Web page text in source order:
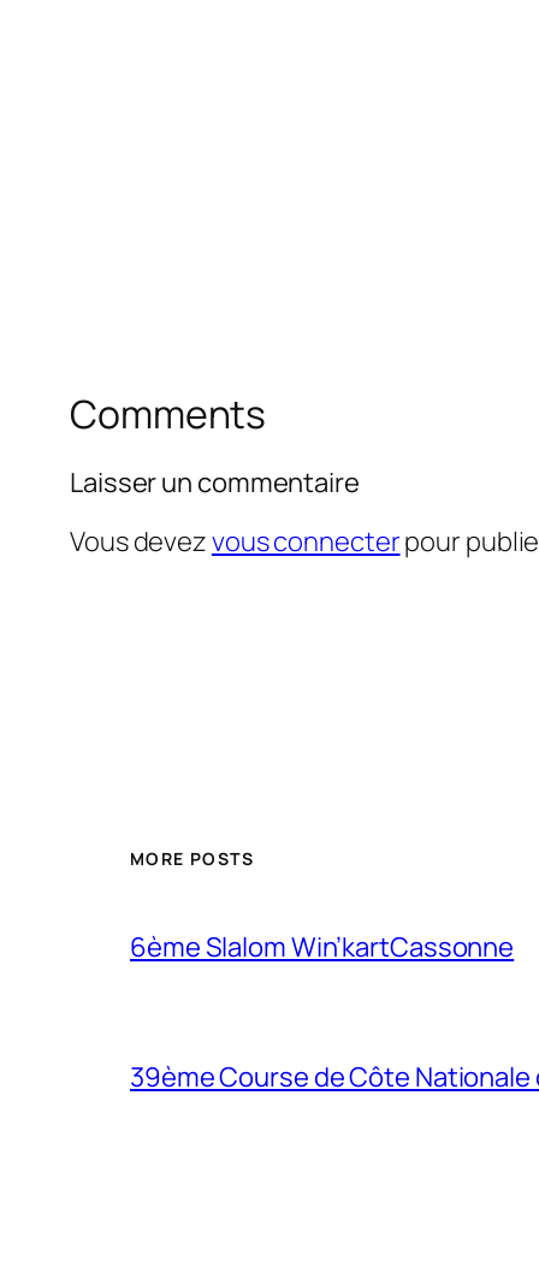
Comments
Laisser un commentaire
Vous devezvous connecterpour
MORE POSTS
6ème Slalom Win’kartCassonne
39ème Course de Côte Nationale